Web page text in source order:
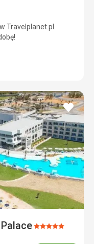
Travelplanet.pl.
Ocena:
dodaj
do